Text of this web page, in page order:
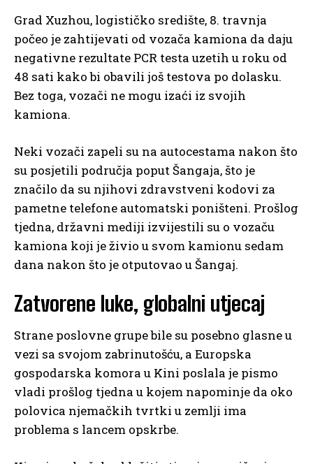
Grad Xuzhou, logističko središte, 8. travnja
počeo je zahtijevati od vozača kamiona da daju
negativne rezultate PCR testa uzetih u roku od
48 sati kako bi obavili još testova po dolasku.
Bez toga, vozači ne mogu izaći iz svojih
kamiona.
Neki vozači zapeli su na autocestama nakon što
su posjetili područja poput Šangaja, što je
značilo da su njihovi zdravstveni kodovi za
pametne telefone automatski poništeni. Prošlog
tjedna, državni mediji izvijestili su o vozaču
kamiona koji je živio u svom kamionu sedam
dana nakon što je otputovao u Šangaj.
Zatvorene luke, globalni utjecaj
Strane poslovne grupe bile su posebno glasne u
vezi sa svojom zabrinutošću, a Europska
gospodarska komora u Kini poslala je pismo
vladi prošlog tjedna u kojem napominje da oko
polovica njemačkih tvrtki u zemlji ima
problema s lancem opskrbe.